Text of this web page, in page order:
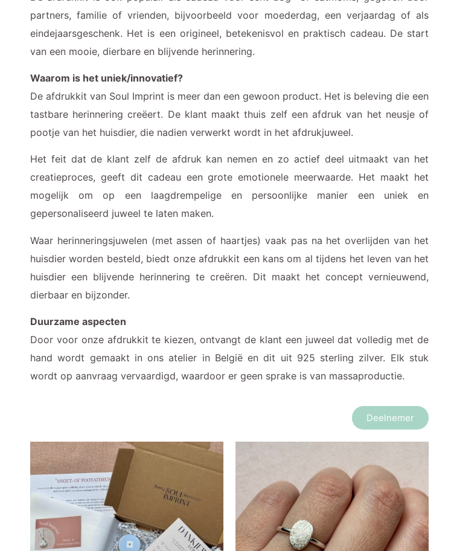
partners, familie of vrienden, bijvoorbeeld voor moederdag, een verjaardag of als
eindejaarsgeschenk. Het is een origineel, betekenisvol en praktisch cadeau. De start
van een mooie, dierbare en blijvende herinnering.
Waarom is het uniek/innovatief?
De afdrukkit van Soul Imprint is meer dan een gewoon product. Het is beleving die een
tastbare herinnering creëert. De klant maakt thuis zelf een afdruk van het neusje of
pootje van het huisdier, die nadien verwerkt wordt in het afdrukjuweel.
Het feit dat de klant zelf de afdruk kan nemen en zo actief deel uitmaakt van het
creatieproces, geeft dit cadeau een grote emotionele meerwaarde. Het maakt het
mogelijk om op een laagdrempelige en persoonlijke manier een uniek en
gepersonaliseerd juweel te laten maken.
Waar herinneringsjuwelen (met assen of haartjes) vaak pas na het overlijden van het
huisdier worden besteld, biedt onze afdrukkit een kans om al tijdens het leven van het
huisdier een blijvende herinnering te creëren. Dit maakt het concept vernieuwend,
dierbaar en bijzonder.
Duurzame aspecten
Door voor onze afdrukkit te kiezen, ontvangt de klant een juweel dat volledig met de
hand wordt gemaakt in ons atelier in België en dit uit 925 sterling zilver. Elk stuk
wordt op aanvraag vervaardigd, waardoor er geen sprake is van massaproductie.
Deelnemer